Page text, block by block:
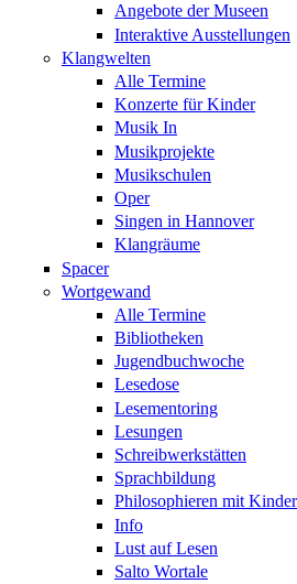
Angebote der Museen
Interaktive Ausstellungen
Klangwelten
Alle Termine
Konzerte für Kinder
Musik In
Musikprojekte
Musikschulen
Oper
Singen in Hannover
Klangräume
Spacer
Wortgewand
Alle Termine
Bibliotheken
Jugendbuchwoche
Lesedose
Lesementoring
Lesungen
Schreibwerkstätten
Sprachbildung
Philosophieren mit
Info
Lust auf Lesen
Salto Wortale